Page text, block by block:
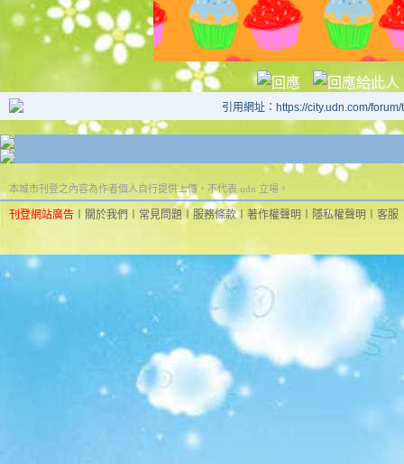
引用網址：https://city.udn.com/
本城市刊登之內容為作者個人自行提供上傳，不代表 udn 立場。
刊登網站廣告 關於我們 常見問題︱服務條款︱ 著作權聲明 隱私權聲明 客服